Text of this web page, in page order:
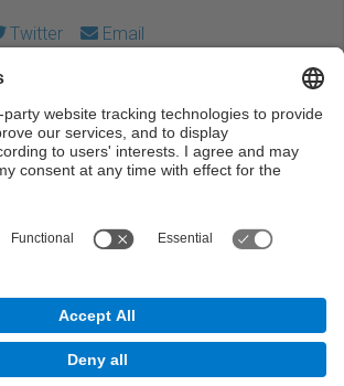
Twitter Email
noted, content on this work is
Commons license:Attribution-
3.0 Spain
Politècnica de Catalunya ·